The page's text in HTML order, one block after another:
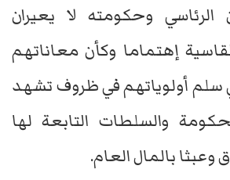
وحكومته لا يعيران
إهتماما وكأن معاناتهم
سلم أولوياتهم في ظروف تشهد
والسلطات التابعة لها
بالمال العام.